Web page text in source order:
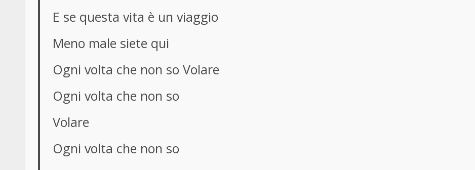
E se questa vita è un viaggio
Meno male siete qui
Ogni volta che non so Volare
Ogni volta che non so
Volare
Ogni volta che non so